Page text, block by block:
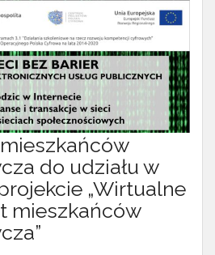
do udziału w
„Wirtualne
mieszkańców